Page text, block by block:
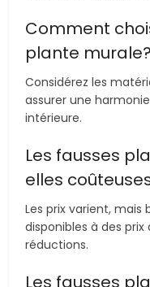
Comment
plante murale?
Considérez les
assurer une
intérieure.
Les fausses
elles
Les prix varient, mais
disponibles à des
réductions.
Les fausses